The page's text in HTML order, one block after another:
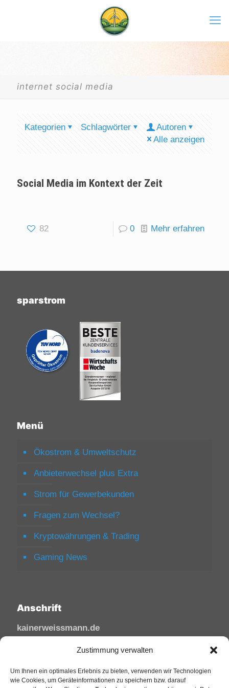
Zustimmung verwalten
Um Ihnen ein optimales Erlebnis zu bieten, verwenden wir Technologien
wie Cookies, um Geräteinformationen zu speichern bzw. darauf
internet social media
Kategorien Schlagwörter
Autoren
Alle anzeigen
Social Media im Kontext der Zeit
82 0 Mehr erfahren
sparstrom
Menü
Ökostrom & Umweltschutz
Anbieterwechsel plus Extra
Strom für Gewerbekunden
Fragen zum Wechsel?
Kryptowährungen & Trading
Gaming News
Anschrift
kainerweissmann.de
Linzhausenstraße
Deutschland